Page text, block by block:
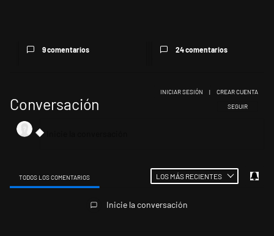
9 comentarios 24 comentarios
Conversación SIGA ESTA
SEGUIR
INICIAR SESIÓN | CREAR CUENTA
TODOS LOS COMENTARIOS LOS MÁS RECIENTES
Inicie la conversación